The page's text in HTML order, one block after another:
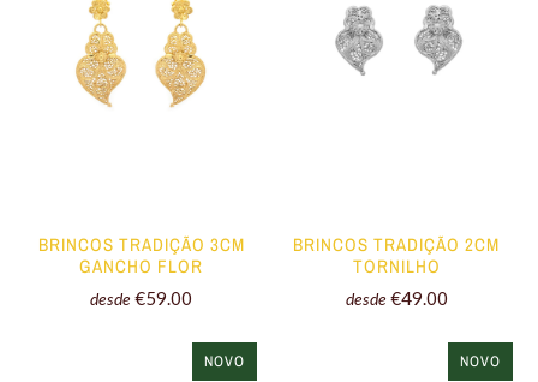
BRINCOS TRADIÇÃO 3CM
GANCHO FLOR
desde €59.00
BRINCOS TRADIÇÃO 2CM
TORNILHO
desde €49.00
NOVO NOVO